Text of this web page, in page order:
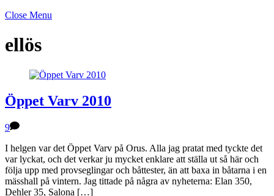
Close Menu
ellös
Öppet Varv 2010
9
I helgen var det Öppet Varv på Orus. Alla jag pratat med tyckte det
var lyckat, och det verkar ju mycket enklare att ställa ut så här och
följa upp med provseglingar och båttester, än att baxa in båtarna i en
mässhall på vintern. Jag tittade på några av nyheterna: Elan 350,
Dehler 35, Salona […]